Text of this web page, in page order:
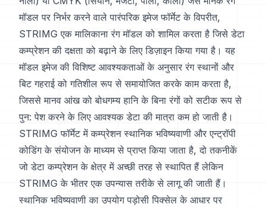
मॉडल पर निर्भर करने वाले पारंपरिक इमेज फॉर्मेट के विपरीत,
STRIMG एक मालिकाना रंग मॉडल को शामिल करता है जिसे डेटा
कम्प्रेशन की दक्षता को बढ़ाने के लिए डिज़ाइन किया गया है। यह
मॉडल इमेज की विशिष्ट आवश्यकताओं के अनुसार रंग स्थानों और
बिट गहराई को गतिशील रूप से समायोजित करके काम करता है,
जिससे मानव आंख को बोधगम्य हानि के बिना रंगों को सटीक रूप से
पुन: पेश करने के लिए आवश्यक डेटा की मात्रा कम हो जाती है।
STRIMG फॉर्मेट में कम्प्रेशन स्थानिक भविष्यवाणी और एन्ट्रॉपी
कोडिंग के संयोजन के माध्यम से प्राप्त किया जाता है, दो तकनीकें
जो डेटा कम्प्रेशन के क्षेत्र में अच्छी तरह से स्थापित हैं लेकिन
STRIMG के भीतर एक उपन्यास तरीके से लागू की जाती हैं।
स्थानिक भविष्यवाणी का उपयोग पड़ोसी पिक्सेल के आधार पर